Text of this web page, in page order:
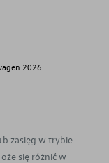
2026
zasięg w trybie
się różnić w